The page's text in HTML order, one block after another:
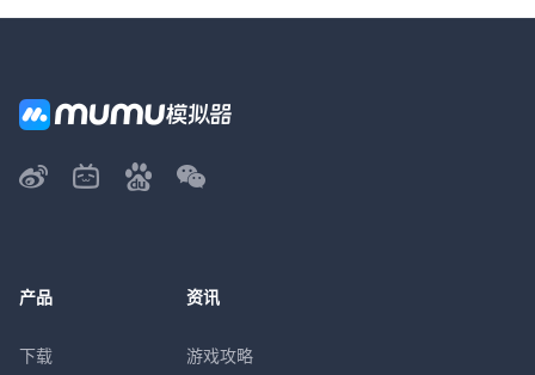
产品
下载
资讯
游戏攻略